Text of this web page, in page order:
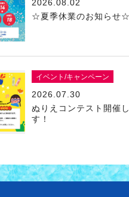
2026.08.02
☆夏季休業のお知らせ☆
イベント/キャンペーン
2026.07.30
ぬりえコンテスト開催
す！